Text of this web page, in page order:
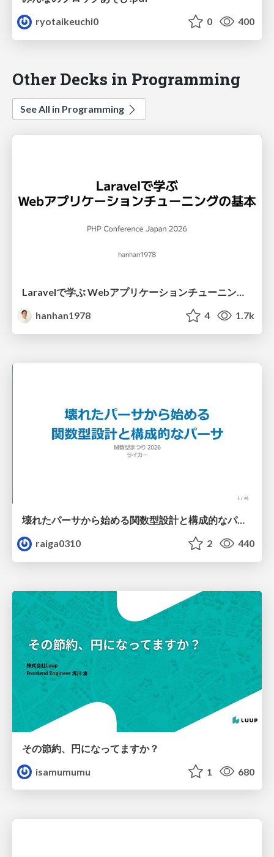
ryotaikeuchi0
0 400
Other Decks in Programming
See All in Programming
hanhan1978
4 1.7k
壊れたパーサから始める関数型設計と構成的なパーサ #fp_matsuri
raiga0310
2 440
その節約、円になってますか？
isamumumu
1 680